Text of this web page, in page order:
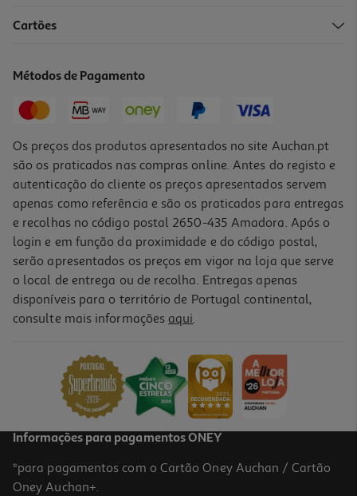
13,90 € PVP de editor
-10%
Livro O Campo De Rosas O Livro Do Pó #3 De Philip Pullman
PVP de editor
22,41 €
Cartões
Métodos de Pagamento
Os preços dos produtos apresentados no site Auchan.pt
são os praticados nas compras online. Antes do registo e
autenticação do cliente os preços apresentados servem
apenas como referência e são os praticados para entregas
e recolhas no código postal 2650-435 Amadora. Após o
login e em função da proximidade e do código postal,
serão apresentados os preços em vigor na loja que serve
o local de entrega ou de recolha. Entregas apenas
disponíveis para o território de Portugal continental,
consulte mais informações aqui.
Informações para pagamentos ONEY
*para pagamentos com o Cartão Oney Auchan / Cartão
Oney Auchan+.